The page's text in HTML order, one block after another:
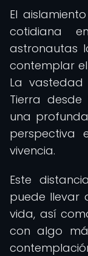
El
cotidiana
astronautas
contemplar
La
Tierra
una
perspectiva
vivencia.
Este
puede llevar
vida, así
con algo